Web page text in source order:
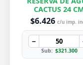
CACTUS 24
$6.426 c/u imp.
−
Sub: $321.300